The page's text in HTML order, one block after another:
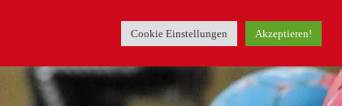
Cookie Einstellungen Akzeptieren!